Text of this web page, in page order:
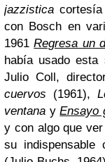
jazzistica
con Bosch en
1961Regresa un
había usado esta
Julio Coll,
cuervos (1961),
ventana yEnsayo
y con algo que
su indispensable